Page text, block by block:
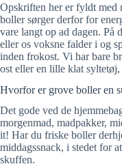
Opskriften her er fyldt med
boller sørger derfor for
vare langt op ad dagen. På
eller os voksne falder i og
inden frokost. Vi har bare
ost eller en lille klat
Hvorfor er grove boller en
Det gode ved de
morgenmad, madpakker,
it! Har du friske boller
middagssnack, i stedet for
skuffen.